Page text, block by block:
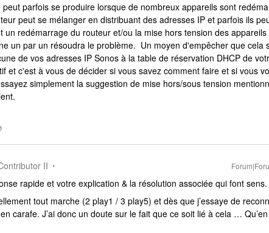
parfois se produire lorsque de nombreux appareils sont
peut se mélanger en distribuant des adresses IP et parfois ils
un redémarrage du routeur et/ou la mise hors tension des appareils
un par un résoudra le problème. Un moyen d'empêcher que cela
de vos adresses IP Sonos à la table de réservation DHCP de
et c'est à vous de décider si vous savez comment faire et si vous
simplement la suggestion de mise hors/sous tension
II
rapide et votre explication & la résolution associée qui font sens.
tout marche (2 play1 / 3 play5) et dès que j’essaye de
carafe. J’ai donc un doute sur le fait que ce soit lié à cela …